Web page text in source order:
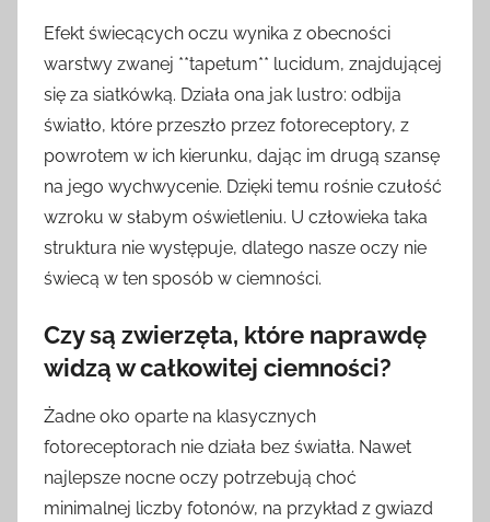
Efekt świecących oczu wynika z obecności
warstwy zwanej **tapetum** lucidum, znajdującej
się za siatkówką. Działa ona jak lustro: odbija
światło, które przeszło przez fotoreceptory, z
powrotem w ich kierunku, dając im drugą szansę
na jego wychwycenie. Dzięki temu rośnie czułość
wzroku w słabym oświetleniu. U człowieka taka
struktura nie występuje, dlatego nasze oczy nie
świecą w ten sposób w ciemności.
Czy są zwierzęta, które naprawdę
widzą w całkowitej ciemności?
Żadne oko oparte na klasycznych
fotoreceptorach nie działa bez światła. Nawet
najlepsze nocne oczy potrzebują choć
minimalnej liczby fotonów, na przykład z gwiazd